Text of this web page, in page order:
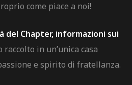
come piace a noi!
Chapter, informazioni sui
raccolto in un’unica casa
e spirito di fratellanza.